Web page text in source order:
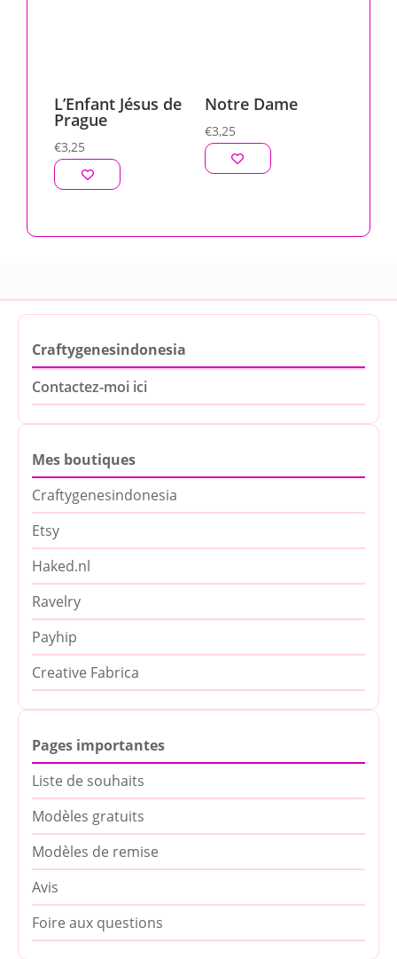
L’Enfant Jésus de
Prague
€3,25
Notre Dame
€3,25
Craftygenesindonesia
Contactez-moi ici
Mes boutiques
Craftygenesindonesia
Etsy
Haked.nl
Ravelry
Payhip
Creative Fabrica
Pages importantes
Liste de souhaits
Modèles gratuits
Modèles de remise
Avis
Foire aux questions